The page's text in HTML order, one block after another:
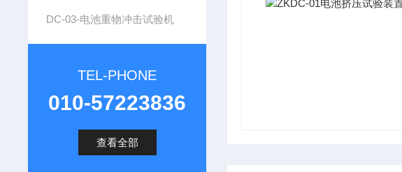
DC-03-电池重物冲击试验机
TEL-PHONE
010-57223836
查看全部